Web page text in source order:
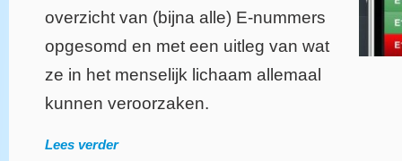
overzicht van (bijna alle) E-nummers
opgesomd en met een uitleg van wat
ze in het menselijk lichaam allemaal
kunnen veroorzaken.
Lees verder